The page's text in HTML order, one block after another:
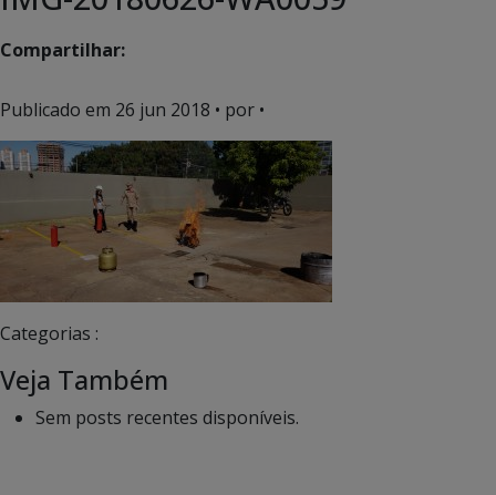
Compartilhar:
Publicado em 26 jun 2018 • por •
Categorias :
Veja Também
Sem posts recentes disponíveis.